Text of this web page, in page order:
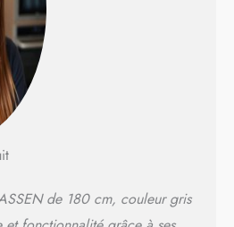
de 180 cm, couleur gris